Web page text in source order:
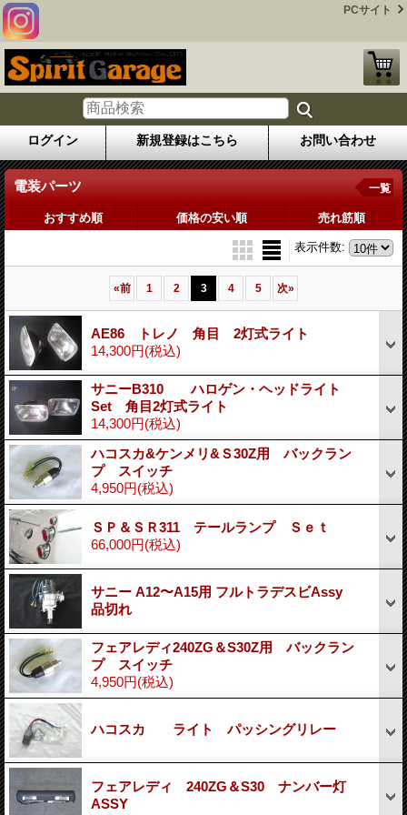
PCサイト
ログイン 新規登録はこちら お問い合わせ
電装パーツ 一覧
おすすめ順 価格の安い順 売れ筋順
表示件数:
«前 1 2 3 4 5 次»
AE86 トレノ 角目 2灯式ライト
14,300円(税込)
サニーB310 ハロゲン・ヘッドライト
Set 角目2灯式ライト
14,300円(税込)
ハコスカ&ケンメリ&Ｓ30Z用 バックラン
プ スイッチ
4,950円(税込)
ＳＰ＆ＳＲ311 テールランプ Ｓｅｔ
66,000円(税込)
サニー A12〜A15用 フルトラデスビAssy
品切れ
フェアレディ240ZG＆S30Z用 バックラン
プ スイッチ
4,950円(税込)
ハコスカ ライト パッシングリレー
フェアレディ 240ZG＆S30 ナンバー灯
ASSY